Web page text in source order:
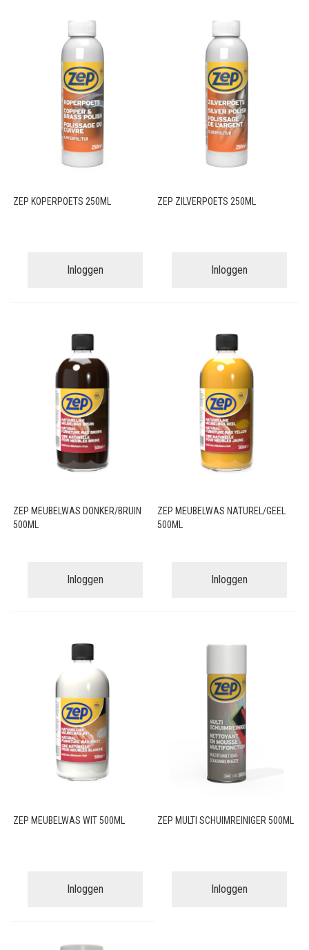
ZEP KOPERPOETS 250ML
Inloggen
ZEP ZILVERPOETS 250ML
Inloggen
ZEP MEUBELWAS DONKER/BRUIN
500ML
Inloggen
ZEP MEUBELWAS NATUREL/GEEL
500ML
Inloggen
ZEP MEUBELWAS WIT 500ML
Inloggen
ZEP MULTI SCHUIMREINIGER 500ML
Inloggen